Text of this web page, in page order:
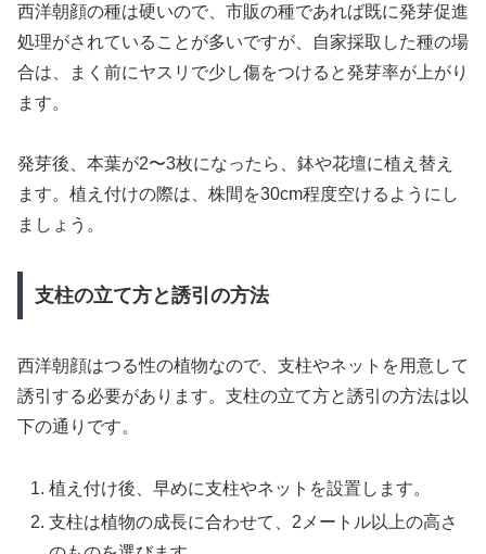
西洋朝顔の種は硬いので、市販の種であれば既に発芽促進
処理がされていることが多いですが、自家採取した種の場
合は、まく前にヤスリで少し傷をつけると発芽率が上がり
ます。
発芽後、本葉が2〜3枚になったら、鉢や花壇に植え替え
ます。植え付けの際は、株間を30cm程度空けるようにし
ましょう。
支柱の立て方と誘引の方法
西洋朝顔はつる性の植物なので、支柱やネットを用意して
誘引する必要があります。支柱の立て方と誘引の方法は以
下の通りです。
植え付け後、早めに支柱やネットを設置します。
支柱は植物の成長に合わせて、2メートル以上の高さ